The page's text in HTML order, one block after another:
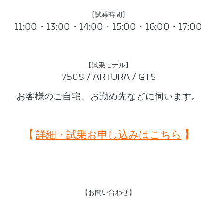
【試乗時間】
11:00・13:00・14:00・15:00・16:00・17:00
【試乗モデル】
750S / ARTURA / GTS
お客様のご自宅、お勤め先などに伺います。
【 詳細・試乗お申し込みはこちら 】
【お問い合わせ】